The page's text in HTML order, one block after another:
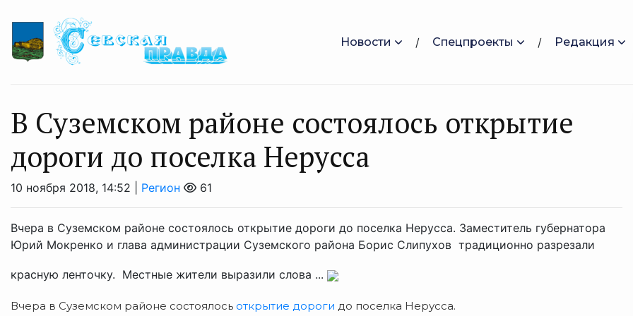
Новости Спецпроекты Редакция
В Суземском районе состоялось открытие
дороги до поселка Нерусса
10 ноября 2018, 14:52 | Регион 61
Вчера в Суземском районе состоялось открытие дороги до поселка Нерусса. Заместитель губернатора
Юрий Мокренко и глава администрации Суземского района Борис Слипухов традиционно разрезали
красную ленточку. Местные жители выразили слова ...
Вчера в Суземском районе состоялось открытие дороги до поселка Нерусса.